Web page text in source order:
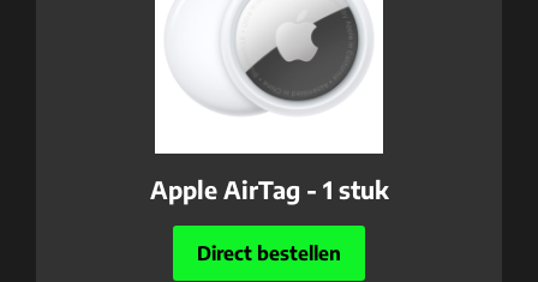
Apple AirTag - 1 stuk
Direct bestellen